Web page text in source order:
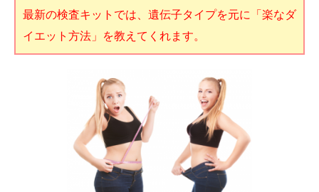
最新の検査キットでは、遺伝子タイプを元に「楽なダ
イエット方法」を教えてくれます。